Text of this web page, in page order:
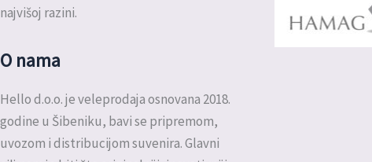
najvišoj razini.
O nama
Hello d.o.o. je veleprodaja osnovana 2018.
godine u Šibeniku, bavi se pripremom,
uvozom i distribucijom suvenira. Glavni